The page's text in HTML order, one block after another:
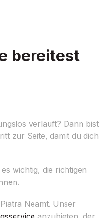
bereitest
verläuft? Dann bist
zur Seite, damit du dich
wichtig, die richtigen
Neamt. Unser